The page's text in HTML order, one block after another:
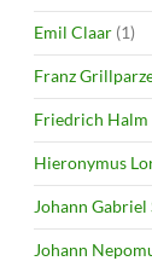
Emil Claar (1)
Franz
Friedrich Halm
Hieronymus
Johann Gabriel
Johann